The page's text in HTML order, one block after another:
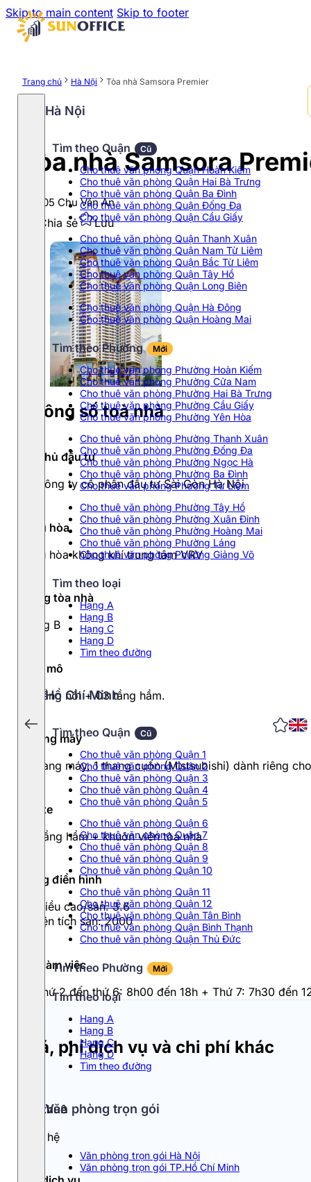
Skip to main content Skip to footer
Hà Nội
Tìm theo Quận Cũ
Cho thuê văn phòng Quận Hoàn Kiếm
Cho thuê văn phòng Quận Hai Bà Trưng
Cho thuê văn phòng Quận Ba Đình
Cho thuê văn phòng Quận Đống Đa
Cho thuê văn phòng Quận Cầu Giấy
Cho thuê văn phòng Quận Thanh Xuân
Cho thuê văn phòng Quận Nam Từ Liêm
Cho thuê văn phòng Quận Bắc Từ Liêm
Cho thuê văn phòng Quận Tây Hồ
Cho thuê văn phòng Quận Long Biên
Cho thuê văn phòng Quận Hà Đông
Cho thuê văn phòng Quận Hoàng Mai
Tìm theo Phường Mới
Cho thuê văn phòng Phường Hoàn Kiếm
Cho thuê văn phòng Phường Cửa Nam
Cho thuê văn phòng Phường Hai Bà Trưng
Cho thuê văn phòng Phường Cầu Giấy
Cho thuê văn phòng Phường Yên Hòa
Cho thuê văn phòng Phường Thanh Xuân
Cho thuê văn phòng Phường Đống Đa
Cho thuê văn phòng Phường Ngọc Hà
Cho thuê văn phòng Phường Ba Đình
Cho thuê văn phòng Phường Từ Liêm
Cho thuê văn phòng Phường Tây Hồ
Cho thuê văn phòng Phường Xuân Đỉnh
Cho thuê văn phòng Phường Hoàng Mai
Cho thuê văn phòng Phường Láng
Cho thuê văn phòng Phường Giảng Võ
Tìm theo loại
Hạng A
Hạng B
Hạng C
Hạng D
Tìm theo đường
Hồ Chí Minh
Tìm theo Quận Cũ
Cho thuê văn phòng Quận 1
Cho thuê văn phòng Quận 2
Cho thuê văn phòng Quận 3
Cho thuê văn phòng Quận 4
Cho thuê văn phòng Quận 5
Cho thuê văn phòng Quận 6
Cho thuê văn phòng Quận 7
Cho thuê văn phòng Quận 8
Cho thuê văn phòng Quận 9
Cho thuê văn phòng Quận 10
Cho thuê văn phòng Quận 11
Cho thuê văn phòng Quận 12
Cho thuê văn phòng Quận Tân Bình
Cho thuê văn phòng Quận Bình Thạnh
Cho thuê văn phòng Quận Thủ Đức
Tìm theo Phường Mới
Tìm theo loại
Hang A
Hạng B
Hạng C
Hạng D
Tìm theo đường
Văn phòng trọn gói
Văn phòng trọn gói Hà Nội
Văn phòng trọn gói TP.Hồ Chí Minh
Trang chủ Hà Nội Tòa nhà Samsora Premier
Tòa nhà Samsora
Số 105 Chu Văn An
Chia sẻ Lưu
Thông số toà nhà
Chủ đầu tư
Công ty cổ phần đầu tư Sài Gòn Hà Nội
Điều hòa
Điều hòa không khí trung tâm VRV
Hạng tòa nhà
Hạng B
Quy mô
37 tầng nổi + 03 tầng hầm.
Thang máy
4 thang máy, 1 thang cuốn (Mistsubishi) dành riêng
Đỗ xe
03 tầng hầm + khuôn viên tòa nhà
Tầng điển hình
- Chiều cao/sàn: 3.6
- Diện tích sàn: 2000
Giờ làm việc
Từ thứ 2 đến thứ 6: 8h00 đến 18h + Thứ 7: 7h30 đến
Giá, phí dịch vụ và chi phí khác
Giá thuê
Liên hệ